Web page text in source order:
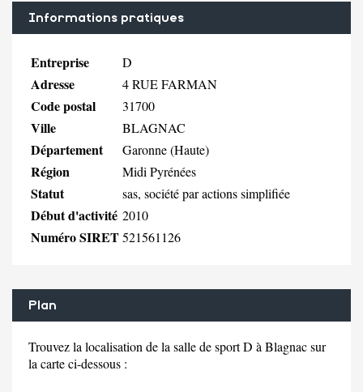
Informations pratiques
Entreprise D
Adresse 4 RUE FARMAN
Code postal 31700
Ville BLAGNAC
Département Garonne (Haute)
Région Midi Pyrénées
Statut sas, société par actions simplifiée
Début d'activité 2010
Numéro SIRET521561126
Plan
Trouvez la localisation de la salle de sport D à Blagnac sur
la carte ci-dessous :